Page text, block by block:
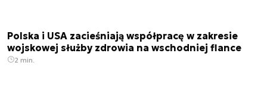
Polska i USA zacieśniają współpracę w zakresie
wojskowej służby zdrowia na wschodniej flance
2 min.